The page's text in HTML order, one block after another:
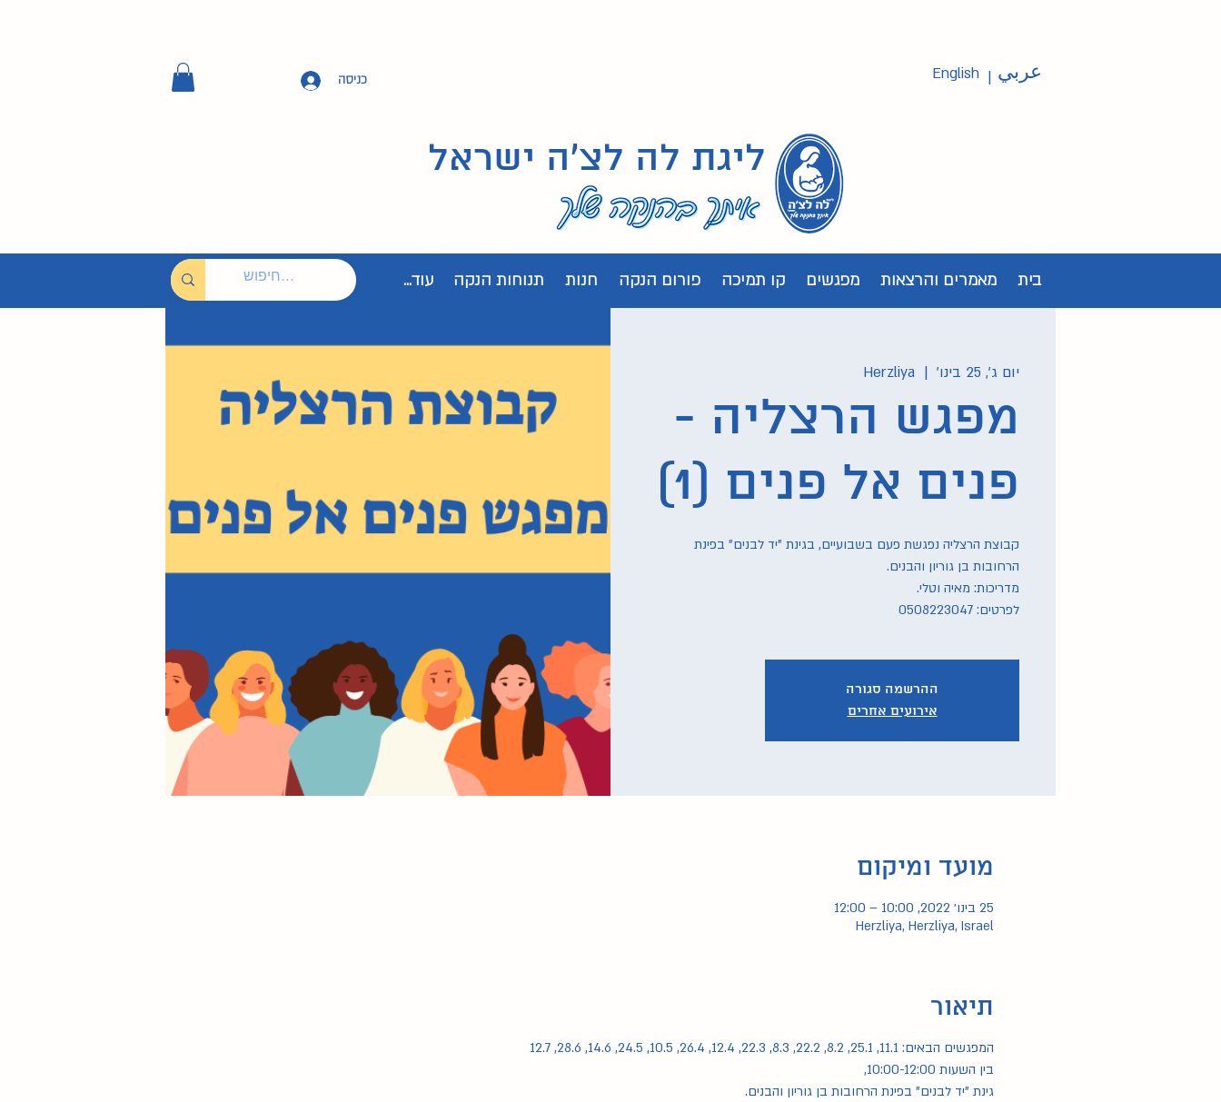
כניסה English عربي |
ליגת לה לצ'ה ישראל
בית מאמרים והרצאות מפגשים קו תמיכה פורום הנקה חנות תנוחות הנקה עוד...
יום ג׳, 25 בינו׳
  |
Herzliya
מפגש הרצליה -
פנים אל פנים (1)
קבוצת הרצליה נפגשת פעם בשבועיים, בגינת "יד לבנים" בפינת
לפרטים: 0508223047
ההרשמה סגורה
אירועים אחרים
מועד ומיקום
25 בינו׳ 2022, 10:00 – 12:00
Herzliya, Herzliya, Israel
תיאור
המפגשים הבאים: 11.1, 25.1, 8.2, 22.2, 8.3, 22.3, 12.4, 26.4, 10.5, 24.5, 14.6, 28.6, 12.7
בין השעות 10:00-12:00,
גינת "יד לבנים" בפינת הרחובות בן גוריון והבנים.